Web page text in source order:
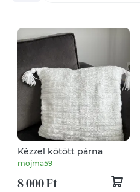
Kézzel kötött párna
mojma59
8 000 Ft